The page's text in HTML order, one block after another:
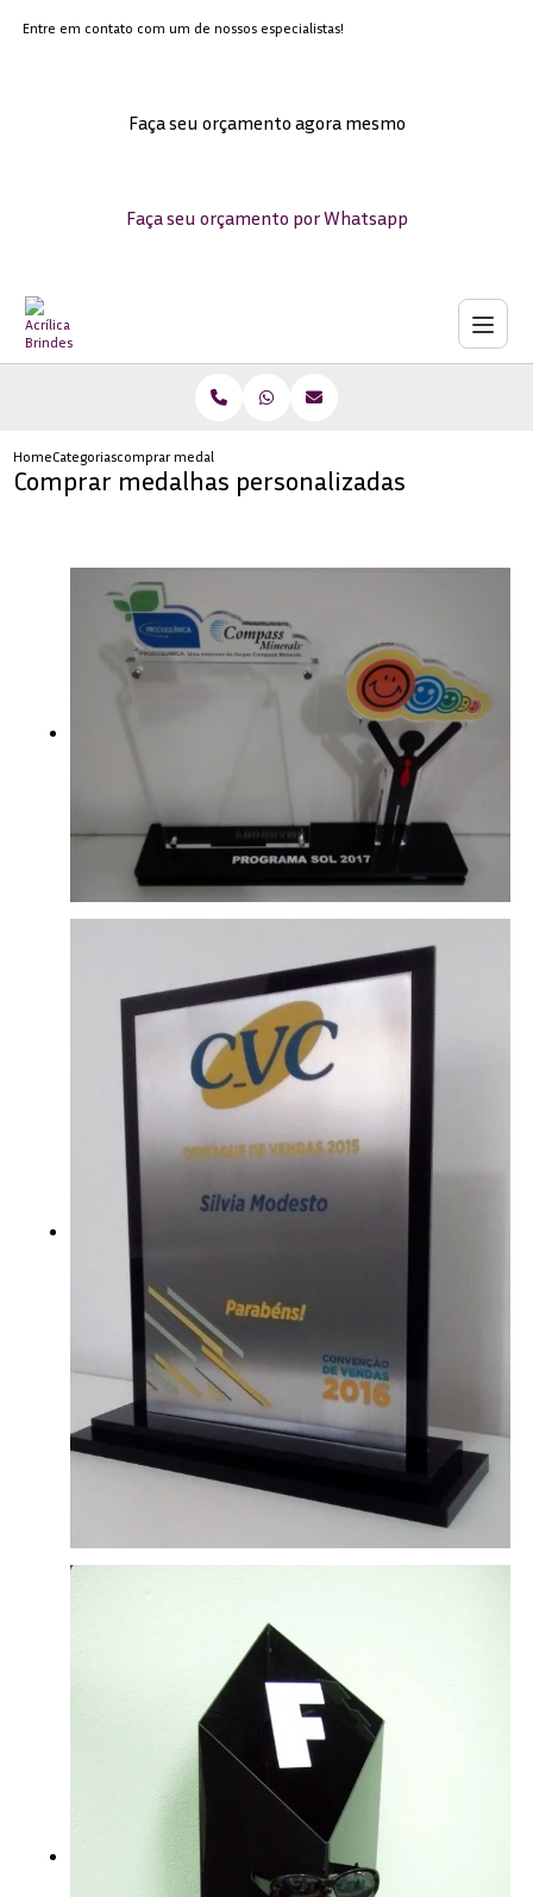
Entre em contato com um de nossos especialistas!
Faça seu orçamento agora mesmo
Faça seu orçamento por Whatsapp
HomeCategoriascomprar medalhas personalizadas
Comprar medalhas personalizadas